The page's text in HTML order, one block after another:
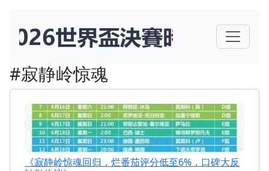
#寂静岭惊魂
《寂静岭惊魂回归，烂番茄评分低至6%，口碑大反